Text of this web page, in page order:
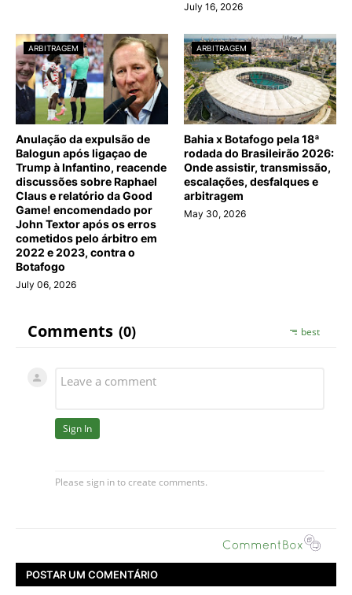
July 16, 2026
ARBITRAGEM
Anulação da expulsão de
Balogun após ligaçao de
Trump à Infantino, reacende
discussões sobre Raphael
Claus e relatório da Good
Game! encomendado por
John Textor após os erros
cometidos pelo árbitro em
2022 e 2023, contra o
Botafogo
July 06, 2026
ARBITRAGEM
Bahia x Botafogo pela 18ª
rodada do Brasileirão 2026:
Onde assistir, transmissão,
escalações, desfalques e
arbitragem
May 30, 2026
POSTAR UM COMENTÁRIO